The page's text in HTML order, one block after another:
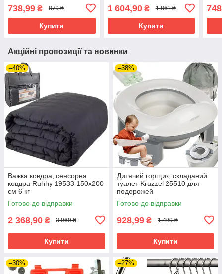
738,99 ₴ 870 ₴
Купити
1 604,90₴ 1 861 ₴
Купити
Акційні пропозиції та новинки
–40%
Важка ковдра, сенсорна
ковдра Ruhhy 19533 150х200
см 6 кг
Готово до відправки
2 368,90 ₴ 3 969 ₴
Купити
–38%
Дитячий горщик, складаний
туалет Kruzzel 25510 для
подорожей
Готово до відправки
928,99 ₴ 1 499 ₴
Купити
–30% –27%